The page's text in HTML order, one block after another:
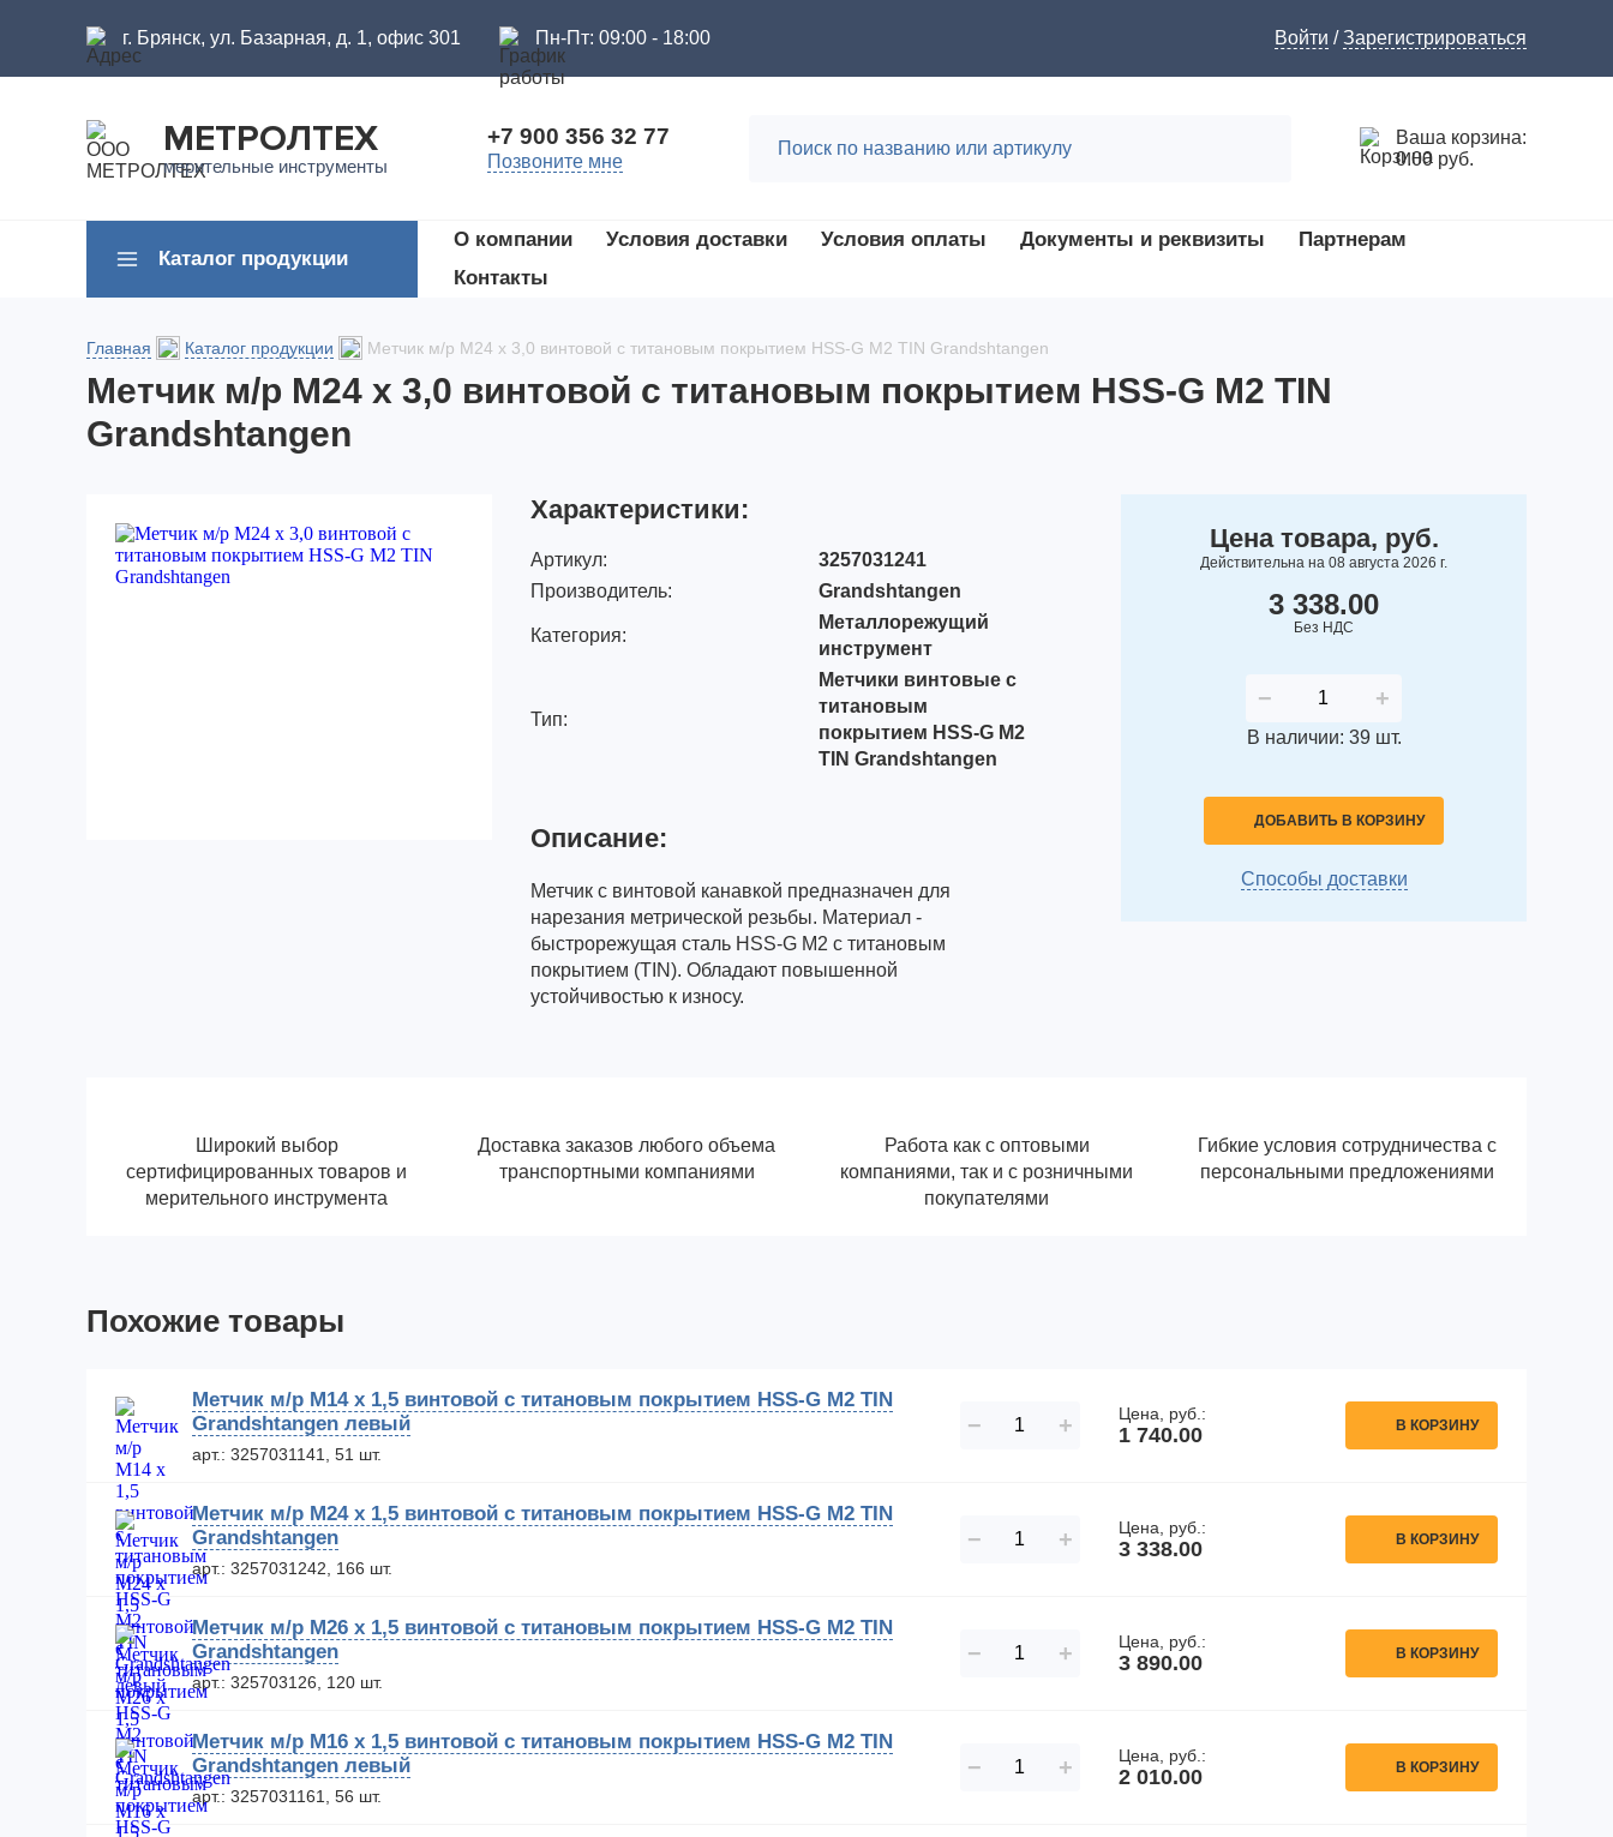
г. Брянск, ул. Базарная, д. 1, офис 301 Пн-Пт: 09:00 - 18:00 Войти /Зарегистрироваться
МЕТРОЛТЕХ
мерительные инструменты
+7 900 356 32 77
Позвоните мне
Ваша корзина:
0.00 руб.
Каталог продукции
О компании Условия доставки Условия оплаты Документы и реквизиты
Партнерам
Контакты
Главная Каталог продукции Метчик м/р М24 х 3,0 винтовой с титановым покрытием HSS-G M2 TIN Grandshtangen
Метчик м/р М24 х 3,0 винтовой с титановым покрытием HSS-G M2 TIN
Grandshtangen
Характеристики:
Артикул:
3257031241
Производитель:
Grandshtangen
Категория:
Металлорежущий
инструмент
Тип:
Метчики винтовые с
титановым
покрытием HSS-G M2
TIN Grandshtangen
Описание:
Метчик с винтовой канавкой предназначен для
нарезания метрической резьбы. Материал -
быстрорежущая сталь HSS-G M2 с титановым
покрытием (TIN). Обладают повышенной
устойчивостью к износу.
Цена товара, руб.
Действительна на 08 августа 2026 г.
3 338.00
Без НДС
− +
В наличии: 39 шт.
ДОБАВИТЬ В КОРЗИНУ
Способы доставки
Широкий выбор
сертифицированных товаров и
мерительного инструмента
Доставка заказов любого объема
транспортными компаниями
Работа как с оптовыми
компаниями, так и с розничными
покупателями
Гибкие условия сотрудничества с
персональными предложениями
Похожие товары
Метчик м/р М14 х 1,5 винтовой с титановым покрытием HSS-G M2 TIN
Grandshtangen левый
арт.: 3257031141, 51 шт.
− + Цена, руб.:
1 740.00 В КОРЗИНУ
Метчик м/р М24 х 1,5 винтовой с титановым покрытием HSS-G M2 TIN
Grandshtangen
арт.: 3257031242, 166 шт.
− + Цена, руб.:
3 338.00 В КОРЗИНУ
Метчик м/р М26 х 1,5 винтовой с титановым покрытием HSS-G M2 TIN
Grandshtangen
арт.: 325703126, 120 шт.
− + Цена, руб.:
3 890.00 В КОРЗИНУ
Метчик м/р М16 х 1,5 винтовой с титановым покрытием HSS-G M2 TIN
Grandshtangen левый
арт.: 3257031161, 56 шт.
− + Цена, руб.:
2 010.00 В КОРЗИНУ